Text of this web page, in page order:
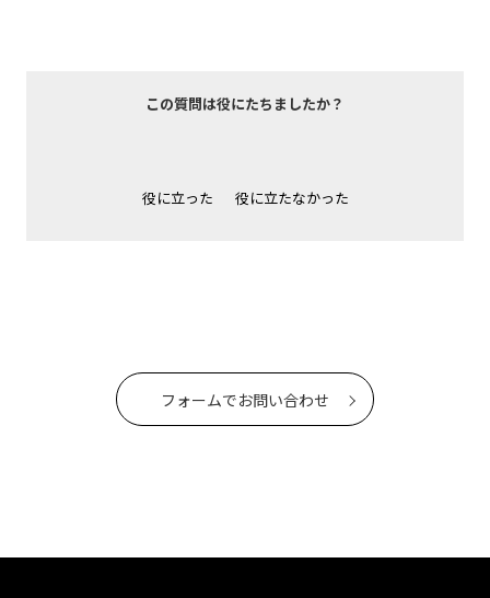
この質問は役にたちましたか？
役に立った 役に立たなかった
フォームでお問い合わせ